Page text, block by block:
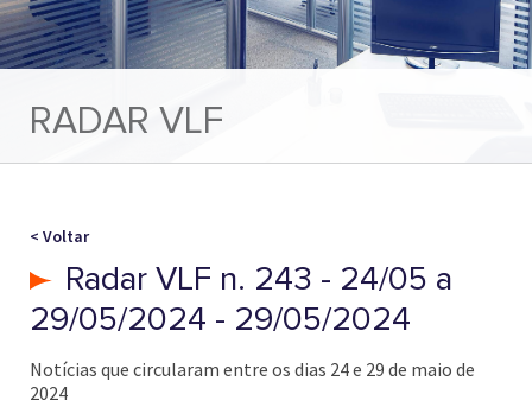
RADAR VLF
< Voltar
Radar VLF n. 243 - 24/05 a
29/05/2024 - 29/05/2024
Notícias que circularam entre os dias 24 e 29 de maio de
2024